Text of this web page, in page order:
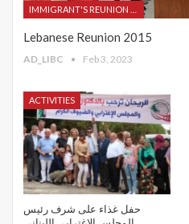
Lebanese Reunion 2015
AD_LIBC Feb 3, 2023
ACTIVITIES
حفل غذاء على شرف رئيس